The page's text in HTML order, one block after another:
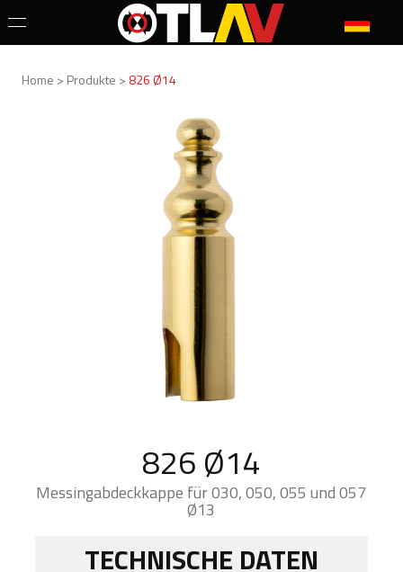
Home > Produkte > 826 Ø14
826 Ø14
Messingabdeckkappe für 030, 050, 055 und 057
Ø13
TECHNISCHE DATEN